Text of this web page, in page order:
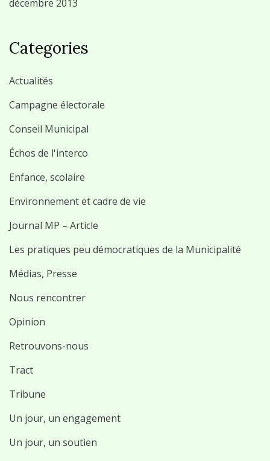
décembre 2013
Categories
Actualités
Campagne électorale
Conseil Municipal
Échos de l'interco
Enfance, scolaire
Environnement et cadre de vie
Journal MP – Article
Les pratiques peu démocratiques de la Municipalité
Médias, Presse
Nous rencontrer
Opinion
Retrouvons-nous
Tract
Tribune
Un jour, un engagement
Un jour, un soutien